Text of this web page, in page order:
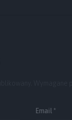
Email *